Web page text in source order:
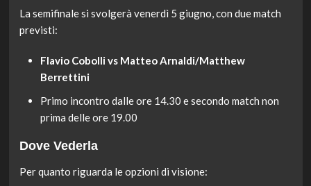
La semifinale si svolgerà venerdì 5 giugno, con due match
previsti:
Flavio Cobolli vs Matteo Arnaldi/Matthew
Berrettini
Primo incontro dalle ore 14.30 e secondo match non
prima delle ore 19.00
Dove Vederla
Per quanto riguarda le opzioni di visione: